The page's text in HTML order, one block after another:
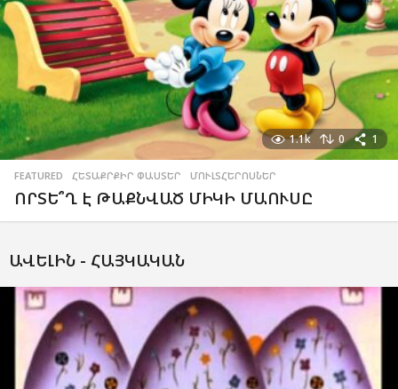
1.1k 0 1
FEATURED ,ՀԵՏԱՔՐՔԻՐ ՓԱՍՏԵՐ ,ՄՈՒԼՏՀԵՐՈՍՆԵՐ
ՈՐՏԵ՞Ղ Է ԹԱՔՆՎԱԾ ՄԻԿԻ ՄԱՈՒՍԸ
ԱՎԵԼԻՆ - ՀԱՅԿԱԿԱՆ